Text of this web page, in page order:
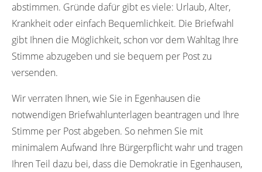
abstimmen. Gründe dafür gibt es viele: Urlaub, Alter,
Krankheit oder einfach Bequemlichkeit. Die Briefwahl
gibt Ihnen die Möglichkeit, schon vor dem Wahltag Ihre
Stimme abzugeben und sie bequem per Post zu
versenden.
Wir verraten Ihnen, wie Sie in Egenhausen die
notwendigen Briefwahlunterlagen beantragen und Ihre
Stimme per Post abgeben. So nehmen Sie mit
minimalem Aufwand Ihre Bürgerpflicht wahr und tragen
Ihren Teil dazu bei, dass die Demokratie in Egenhausen,